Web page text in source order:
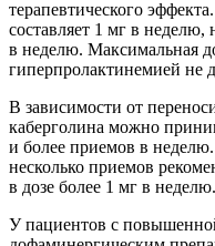
терапевтического
составляет 1 мг в неделю,
в неделю. Максимальная
гиперпролактинемией не
В зависимости от
каберголина можно
и более приемов в
несколько приемов
в дозе более 1 мг в неделю.
У пациентов с